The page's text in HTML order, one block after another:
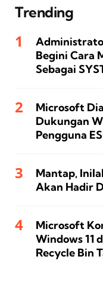
Trending
Begini Cara
Sebagai
Microsoft
Dukungan
Pengguna
Mantap,
Akan Hadir
Microsoft
Windows 11
Recycle Bin